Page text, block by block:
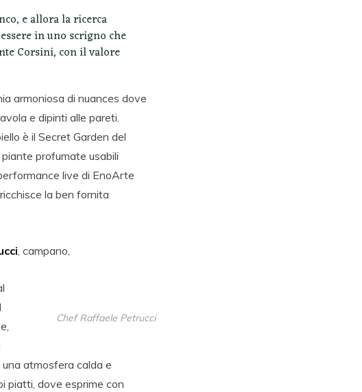
e allora la ricerca
in uno scrigno che
Corsini, con il valore
armoniosa di nuances dove
e dipinti alle pareti.
è il Secret Garden del
profumate usabili
live di EnoArte
la ben fornita
, campano,
Chef Raffaele Petrucci
atmosfera calda e
piatti, dove esprime con